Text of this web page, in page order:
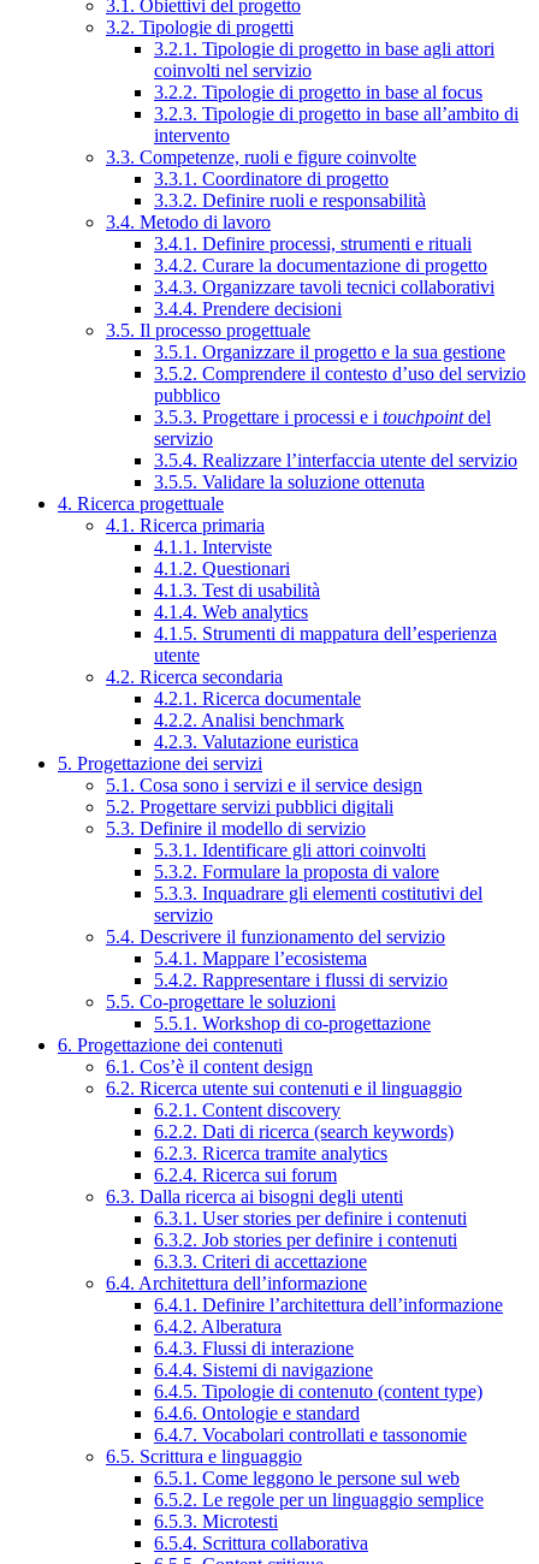
3.1. Obiettivi del progetto
3.2. Tipologie di progetti
3.2.1. Tipologie di progetto in base agli attori
coinvolti nel servizio
3.2.2. Tipologie di progetto in base al focus
3.2.3. Tipologie di progetto in base all’ambito di
intervento
3.3. Competenze, ruoli e figure coinvolte
3.3.1. Coordinatore di progetto
3.3.2. Definire ruoli e responsabilità
3.4. Metodo di lavoro
3.4.1. Definire processi, strumenti e rituali
3.4.2. Curare la documentazione di progetto
3.4.3. Organizzare tavoli tecnici collaborativi
3.4.4. Prendere decisioni
3.5. Il processo progettuale
3.5.1. Organizzare il progetto e la sua gestione
3.5.2. Comprendere il contesto d’uso del servizio
pubblico
3.5.3. Progettare i processi e i touchpointdel
servizio
3.5.4. Realizzare l’interfaccia utente del servizio
3.5.5. Validare la soluzione ottenuta
4. Ricerca progettuale
4.1. Ricerca primaria
4.1.1. Interviste
4.1.2. Questionari
4.1.3. Test di usabilità
4.1.4. Web analytics
4.1.5. Strumenti di mappatura dell’esperienza
utente
4.2. Ricerca secondaria
4.2.1. Ricerca documentale
4.2.2. Analisi benchmark
4.2.3. Valutazione euristica
5. Progettazione dei servizi
5.1. Cosa sono i servizi e il service design
5.2. Progettare servizi pubblici digitali
5.3. Definire il modello di servizio
5.3.1. Identificare gli attori coinvolti
5.3.2. Formulare la proposta di valore
5.3.3. Inquadrare gli elementi costitutivi del
servizio
5.4. Descrivere il funzionamento del servizio
5.4.1. Mappare l’ecosistema
5.4.2. Rappresentare i flussi di servizio
5.5. Co-progettare le soluzioni
5.5.1. Workshop di co-progettazione
6. Progettazione dei contenuti
6.1. Cos’è il content design
6.2. Ricerca utente sui contenuti e il linguaggio
6.2.1. Content discovery
6.2.2. Dati di ricerca (search keywords)
6.2.3. Ricerca tramite analytics
6.2.4. Ricerca sui forum
6.3. Dalla ricerca ai bisogni degli utenti
6.3.1. User stories per definire i contenuti
6.3.2. Job stories per definire i contenuti
6.3.3. Criteri di accettazione
6.4. Architettura dell’informazione
6.4.1. Definire l’architettura dell’informazione
6.4.2. Alberatura
6.4.3. Flussi di interazione
6.4.4. Sistemi di navigazione
6.4.5. Tipologie di contenuto (content type)
6.4.6. Ontologie e standard
6.4.7. Vocabolari controllati e tassonomie
6.5. Scrittura e linguaggio
6.5.1. Come leggono le persone sul web
6.5.2. Le regole per un linguaggio semplice
6.5.3. Microtesti
6.5.4. Scrittura collaborativa